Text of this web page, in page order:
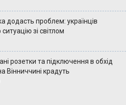
додасть проблем: українців
зі світлом
розетки та підключення в обхід
Вінниччині крадуть